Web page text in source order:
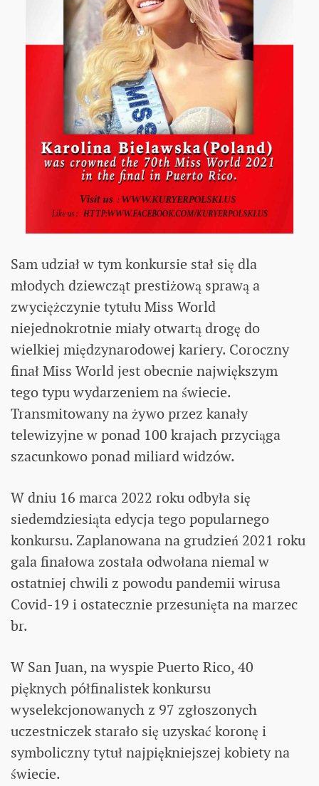
Sam udział w tym konkursie stał się dla
młodych dziewcząt prestiżową sprawą a
zwyciężczynie tytułu Miss World
niejednokrotnie miały otwartą drogę do
wielkiej międzynarodowej kariery. Coroczny
finał Miss World jest obecnie największym
tego typu wydarzeniem na świecie.
Transmitowany na żywo przez kanały
telewizyjne w ponad 100 krajach przyciąga
szacunkowo ponad miliard widzów.
W dniu 16 marca 2022 roku odbyła się
siedemdziesiąta edycja tego popularnego
konkursu. Zaplanowana na grudzień 2021 roku
gala finałowa została odwołana niemal w
ostatniej chwili z powodu pandemii wirusa
Covid-19 i ostatecznie przesunięta na marzec
br.
W San Juan, na wyspie Puerto Rico, 40
pięknych półfinalistek konkursu
wyselekcjonowanych z 97 zgłoszonych
uczestniczek starało się uzyskać koronę i
symboliczny tytuł najpiękniejszej kobiety na
świecie.